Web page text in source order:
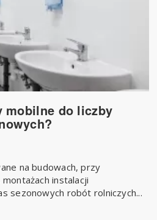
mobilne do liczby
na budowach, przy
instalacji
sezonowych robót rolniczych...